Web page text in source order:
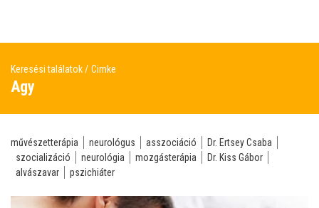
Keresési találatok Cimke
Agy
művészetterápia neurológus asszociáció
Dr. Ertsey Csaba
szocializáció
neurológia mozgásterápia
Dr. Kiss Gábor
alvászavar
pszichiáter